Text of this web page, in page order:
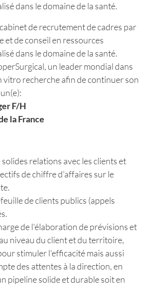
dans le domaine de la santé.
de recrutement de cadres par
et de conseil en ressources
dans le domaine de la santé.
un leader mondial dans
vitro recherche afin de continuer son
F/H
la France
relations avec les clients et
de chiffre d'affaires sur le
de clients publics (appels
de l'élaboration de prévisions et
niveau du client et du territoire,
stimuler l'efficacité mais aussi
des attentes à la direction, en
pipeline solide et durable soit en